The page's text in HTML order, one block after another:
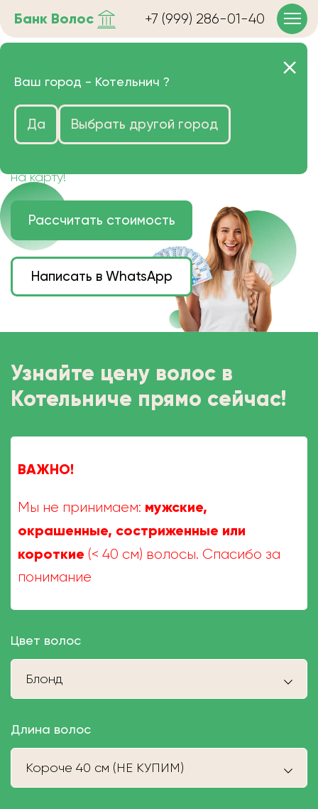
Банк Волос +7 (999) 286-01-40
Продать волосы в
Котельниче очень дорого
Цена зависит от длины, цвета и структуры
на карту!
Рассчитать стоимость
Написать в WhatsApp
Узнайте цену волос в
Котельниче прямо сейчас!
ВАЖНО!
Мы не принимаем: мужские,
окрашенные, состриженные или
короткие (< 40 см) волосы. Спасибо за
понимание
Цвет волос
Блонд
Длина волос
Короче 40 см (НЕ КУПИМ)
Ваш город - Котельнич ?
Да Выбрать другой город